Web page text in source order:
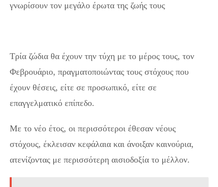
γνωρίσουν τον μεγάλο έρωτα της ζωής τους
Τρία ζώδια θα έχουν την τύχη με το μέρος τους, τον
Φεβρουάριο, πραγματοποιώντας τους στόχους που
έχουν θέσεις, είτε σε προσωπικό, είτε σε
επαγγελματικό επίπεδο.
Με το νέο έτος, οι περισσότεροι έθεσαν νέους
στόχους, έκλεισαν κεφάλαια και άνοιξαν καινούρια,
ατενίζοντας με περισσότερη αισιοδοξία το μέλλον.